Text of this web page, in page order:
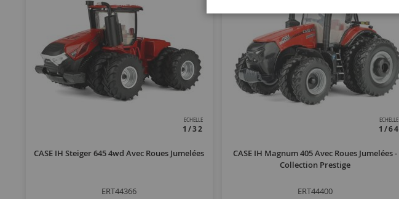
ECHELLE
1/32
CASE IH Steiger 645 4wd Avec Roues Jumelées
ERT44366
ECHELLE
1/64
CASE IH Magnum 405 Avec Roues Jumelées -
Collection Prestige
ERT44400